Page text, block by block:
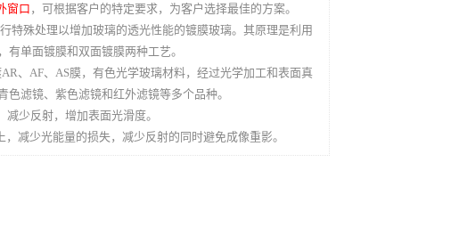
窗口 ，可根据客户的特定要求，为客户选择最佳的方案。
特殊处理以增加玻璃的透光性能的镀膜玻璃。其原理是利用
单面镀膜和双面镀膜两种工艺。
、AF、AS膜，有色光学玻璃材料，经过光学加工和表面真
滤镜、紫色滤镜和红外滤镜等多个品种。
少反射，增加表面光滑度。
减少光能量的损失，减少反射的同时避免成像重影。